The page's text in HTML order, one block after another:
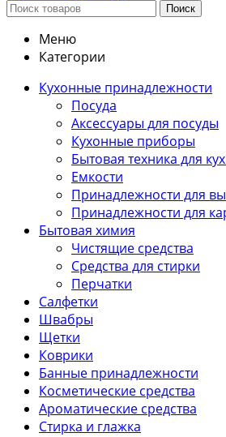
Поиск
Меню
Категории
Кухонные принадлежности
Посуда
Аксессуары для посуды
Кухонные приборы
Бытовая техника для
Емкости
Принадлежности для
Принадлежности для
Бытовая химия
Чистящие средства
Средства для стирки
Перчатки
Салфетки
Швабры
Щетки
Коврики
Банные принадлежности
Косметические средства
Ароматические средства
Стирка и глажка